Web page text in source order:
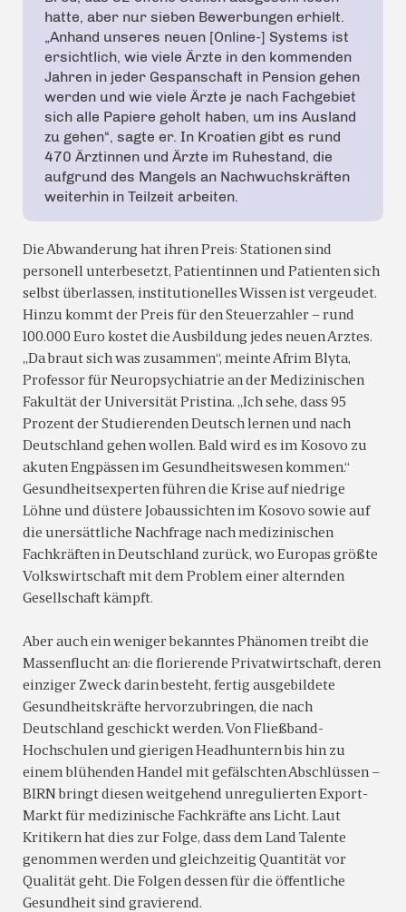
hatte, aber nur sieben Bewerbungen erhielt.
„Anhand unseres neuen [Online-] Systems ist
ersichtlich, wie viele Ärzte in den kommenden
Jahren in jeder Gespanschaft in Pension gehen
werden und wie viele Ärzte je nach Fachgebiet
sich alle Papiere geholt haben, um ins Ausland
zu gehen“, sagte er. In Kroatien gibt es rund
470 Ärztinnen und Ärzte im Ruhestand, die
aufgrund des Mangels an Nachwuchskräften
weiterhin in Teilzeit arbeiten.
Die Abwanderung hat ihren Preis: Stationen sind
personell unterbesetzt, Patientinnen und Patienten sich
selbst überlassen, institutionelles Wissen ist vergeudet.
Hinzu kommt der Preis für den Steuerzahler – rund
100.000 Euro kostet die Ausbildung jedes neuen Arztes.
„Da braut sich was zusammen“, meinte Afrim Blyta,
Professor für Neuropsychiatrie an der Medizinischen
Fakultät der Universität Pristina. „Ich sehe, dass 95
Prozent der Studierenden Deutsch lernen und nach
Deutschland gehen wollen. Bald wird es im Kosovo zu
akuten Engpässen im Gesundheitswesen kommen.“
Gesundheitsexperten führen die Krise auf niedrige
Löhne und düstere Jobaussichten im Kosovo sowie auf
die unersättliche Nachfrage nach medizinischen
Fachkräften in Deutschland zurück, wo Europas größte
Volkswirtschaft mit dem Problem einer alternden
Gesellschaft kämpft.
Aber auch ein weniger bekanntes Phänomen treibt die
Massenflucht an: die florierende Privatwirtschaft, deren
einziger Zweck darin besteht, fertig ausgebildete
Gesundheitskräfte hervorzubringen, die nach
Deutschland geschickt werden. Von Fließband-
Hochschulen und gierigen Headhuntern bis hin zu
einem blühenden Handel mit gefälschten Abschlüssen –
BIRN bringt diesen weitgehend unregulierten Export-
Markt für medizinische Fachkräfte ans Licht. Laut
Kritikern hat dies zur Folge, dass dem Land Talente
genommen werden und gleichzeitig Quantität vor
Qualität geht. Die Folgen dessen für die öffentliche
Gesundheit sind gravierend.